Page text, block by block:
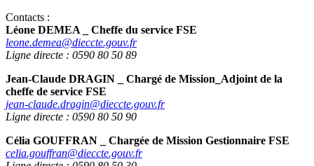
Contacts :
Léone DEMEA _ Cheffe du service FSE
leone.demea@dieccte.gouv.fr
Ligne directe : 0590 80 50 89
Jean-Claude DRAGIN _ Chargé de Mission_Adjoint de la
cheffe de service FSE
jean-claude.dragin@dieccte.gouv.fr
Ligne directe : 0590 80 50 90
Célia GOUFFRAN _ Chargée de Mission Gestionnaire FSE
celia.gouffran@dieccte.gouv.fr